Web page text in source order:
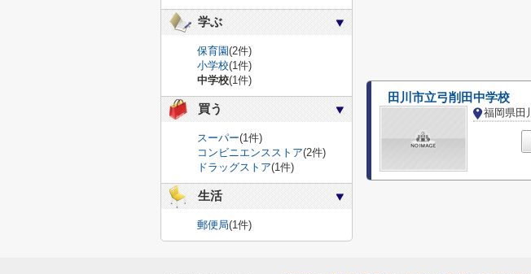
田川市立弓削田中学校
福岡県田
学ぶ
保育園(2件)
小学校(1件)
中学校(1件)
買う
スーパー(1件)
コンビニエンスストア(2件)
ドラッグストア(1件)
生活
郵便局(1件)